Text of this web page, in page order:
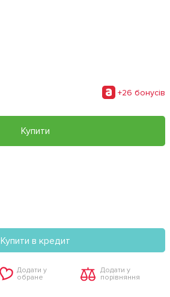
+26 бонусiв
Купити
Купити в кредит
Додати у
обране
Додати у
порівняння